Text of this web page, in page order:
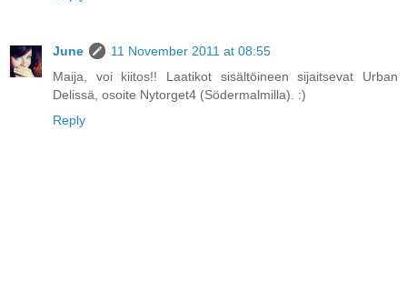
June
11 November 2011 at 08:55
Maija, voi kiitos!! Laatikot sisältöineen sijaitsevat Urban
Delissä, osoite Nytorget4 (Södermalmilla). :)
Reply